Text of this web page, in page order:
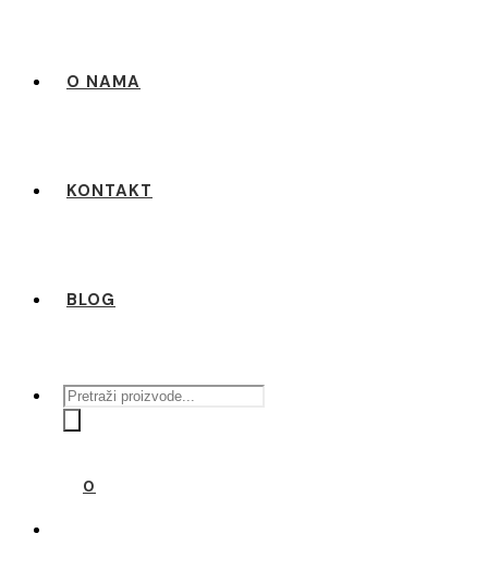
O NAMA
KONTAKT
BLOG
Products
search
0